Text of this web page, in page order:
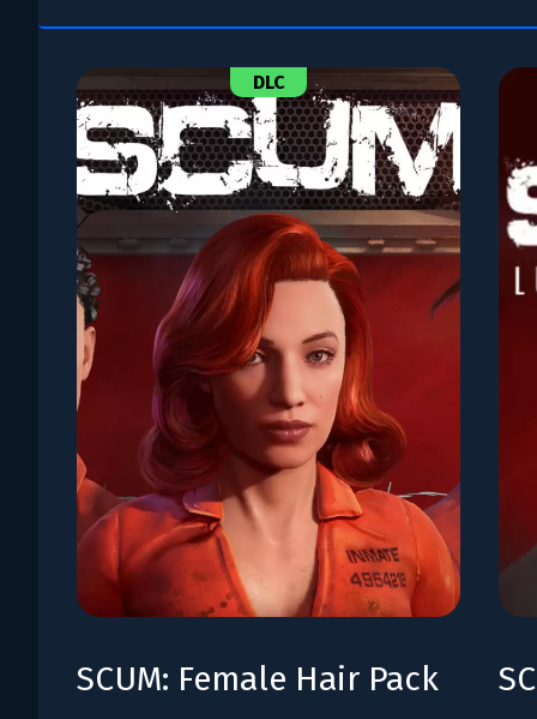
DLC
SCUM: Female Hair Pack